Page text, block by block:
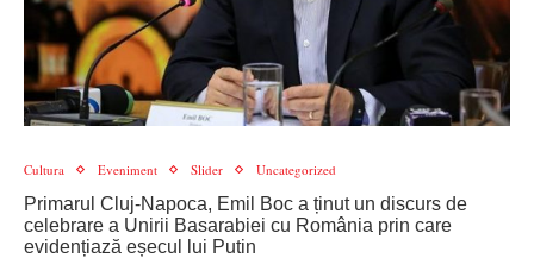
Cultura Eveniment Slider Uncategorized
Primarul Cluj-Napoca, Emil Boc a ținut un discurs de
celebrare a Unirii Basarabiei cu România prin care
evidențiază eșecul lui Putin